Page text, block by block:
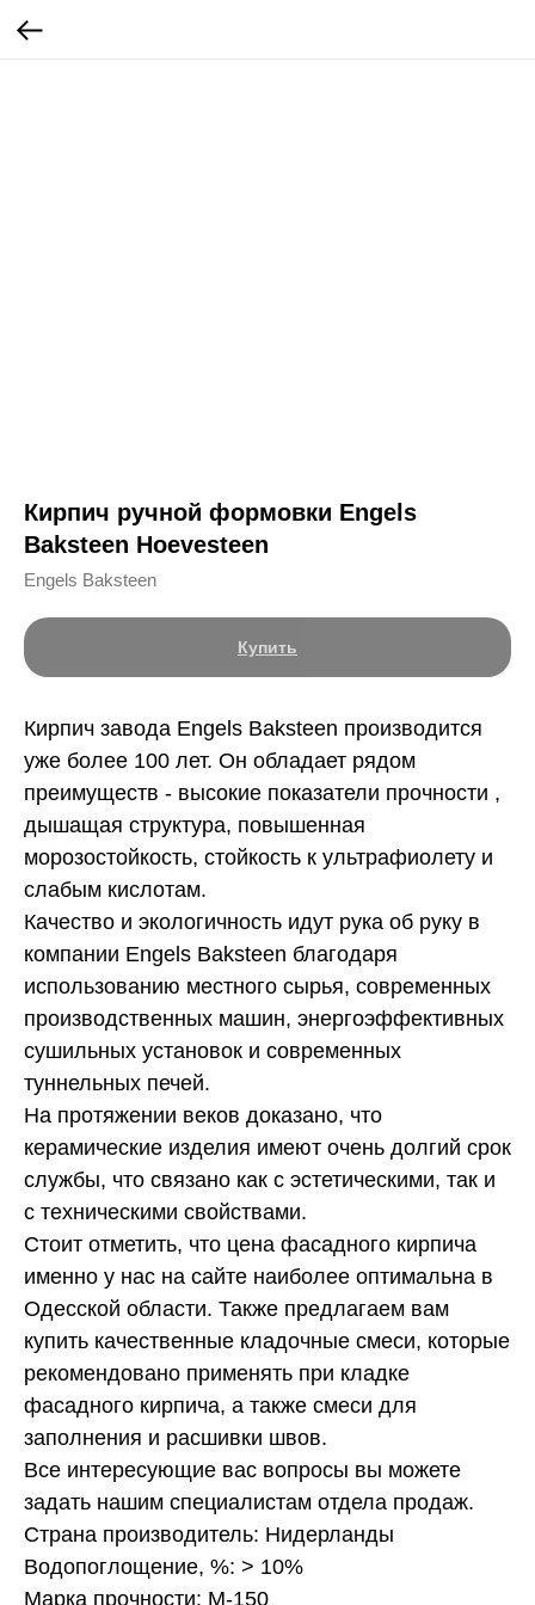
Кирпич ручной формовки Engels
Baksteen Hoevesteen
Engels Baksteen
Купить
Кирпич завода Engels Baksteen производится
уже более 100 лет. Он обладает рядом
преимуществ - высокие показатели прочности ,
дышащая структура, повышенная
морозостойкость, стойкость к ультрафиолету и
слабым кислотам.
Качество и экологичность идут рука об руку в
компании Engels Baksteen благодаря
использованию местного сырья, современных
производственных машин, энергоэффективных
сушильных установок и современных
туннельных печей.
На протяжении веков доказано, что
керамические изделия имеют очень долгий срок
службы, что связано как с эстетическими, так и
с техническими свойствами.
Стоит отметить, что цена фасадного кирпича
именно у нас на сайте наиболее оптимальна в
Одесской области. Также предлагаем вам
купить качественные кладочные смеси, которые
рекомендовано применять при кладке
фасадного кирпича, а также смеси для
заполнения и расшивки швов.
Все интересующие вас вопросы вы можете
задать нашим специалистам отдела продаж.
Страна производитель: Нидерланды
Водопоглощение, %: > 10%
Марка прочности: М-150